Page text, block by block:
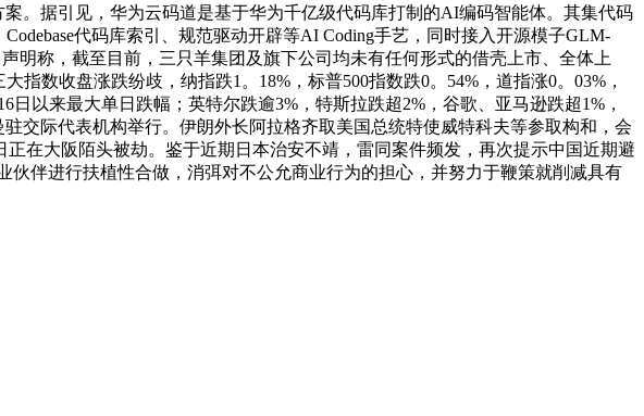
。据引见，华为云码道是基于华为千亿级代码库打制的AI编码智能体。其集代码
代码库索引、规范驱动开辟等AI Coding手艺，同时接入开源模子GLM-
明称，截至目前，三只羊集团及旗下公司均未有任何形式的借壳上市、全体上
数收盘涨跌纷歧，纳指跌1。18%，标普500指数跌0。54%，道指涨0。03%，
以来最大单日跌幅；英特尔跌逾3%，特斯拉跌超2%，谷歌、亚马逊跌超1%，
交际代表机构举行。伊朗外长阿拉格齐取美国总统特使威特科夫等参取构和，会
在大阪陌头被劫。鉴于近期日本治安不靖，雷同案件频发，再次提示中国近期避
伴进行扶植性合做，消弭对不公允商业行为的担心，并努力于鞭策就削减具有